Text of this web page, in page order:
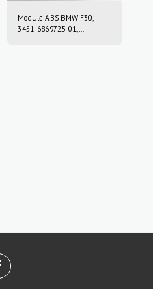
Module ABS BMW F30,
3451-6869725-01,